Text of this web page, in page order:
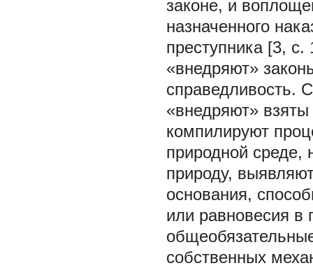
законе, и
назначенного
преступника [3,
«внедряют»
справедливость.
«внедряют»
компилируют
природной среде,
природу,
основания,
или равновесия
собственных